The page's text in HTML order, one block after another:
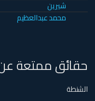
شيرين
محمد عبدالعظيم
حقائق ممتعة عن
الشنطة